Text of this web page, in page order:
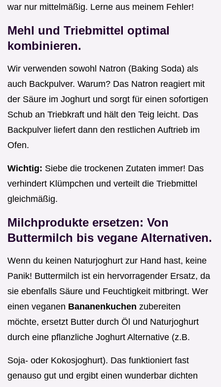
war nur mittelmäßig. Lerne aus meinem Fehler!
Mehl und Triebmittel optimal
kombinieren.
Wir verwenden sowohl Natron (Baking Soda) als
auch Backpulver. Warum? Das Natron reagiert mit
der Säure im Joghurt und sorgt für einen sofortigen
Schub an Triebkraft und hält den Teig leicht. Das
Backpulver liefert dann den restlichen Auftrieb im
Ofen.
Wichtig: Siebe die trockenen Zutaten immer! Das
verhindert Klümpchen und verteilt die Triebmittel
gleichmäßig.
Milchprodukte ersetzen: Von
Buttermilch bis vegane Alternativen.
Wenn du keinen Naturjoghurt zur Hand hast, keine
Panik! Buttermilch ist ein hervorragender Ersatz, da
sie ebenfalls Säure und Feuchtigkeit mitbringt. Wer
einen veganen Bananenkuchen zubereiten
möchte, ersetzt Butter durch Öl und Naturjoghurt
durch eine pflanzliche Joghurt Alternative (z.B.
Soja- oder Kokosjoghurt). Das funktioniert fast
genauso gut und ergibt einen wunderbar dichten